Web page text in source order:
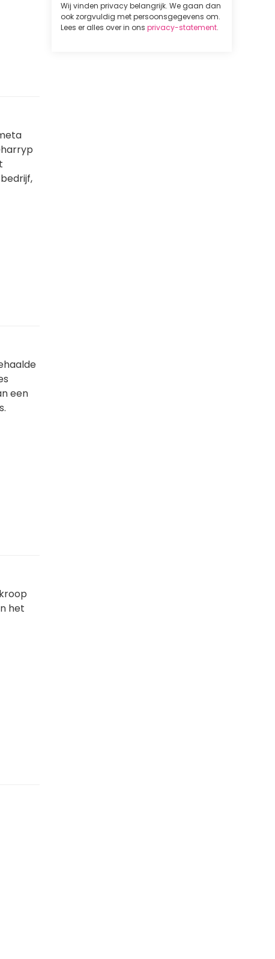
een
het
Wij vinden privacy belangrijk. We gaan dan
ook zorgvuldig met persoonsgegevens om.
Lees er alles over in ons privacy-statement.